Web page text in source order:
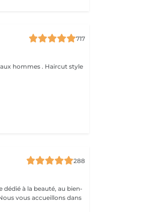
717
hommes . Haircut style
288
dédié à la beauté, au bien-